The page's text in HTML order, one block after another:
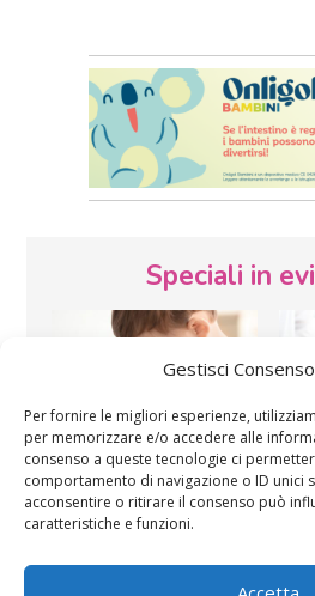
Gestisci
Per fornire le migliori esperienze,
per memorizzare e/o accedere alle
consenso a queste tecnologie ci
comportamento di navigazione o ID unici
acconsentire o ritirare il consenso può
caratteristiche e funzioni.
Speciali in
Vaccini